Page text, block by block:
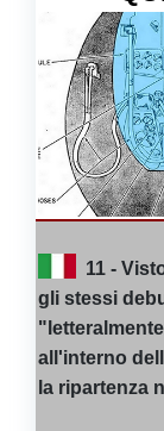
11 -
gli stessi
all'interno
la ripartenza